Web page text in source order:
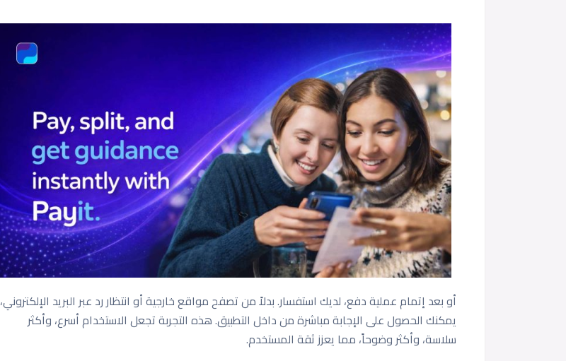
أو بعد إتمام عملية دفع، لديك استفسار. بدلاً من تصفح مواقع خارجية أو انتظار رد عبر البريد الإلكتروني،
يمكنك الحصول على الإجابة مباشرة من داخل التطبيق. هذه التجربة تجعل الاستخدام أسرع، وأكثر
سلاسة، وأكثر وضوحاً، مما يعزز ثقة المستخدم.